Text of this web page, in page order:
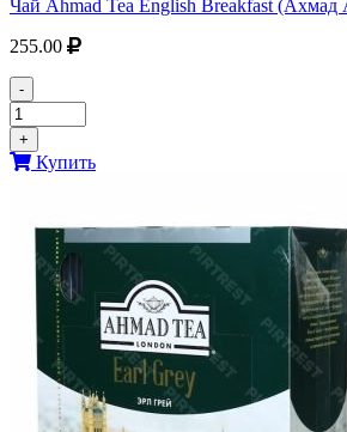
Чай Ahmad Tea English Breakfast (Ахмад
255.00
-
+
Купить